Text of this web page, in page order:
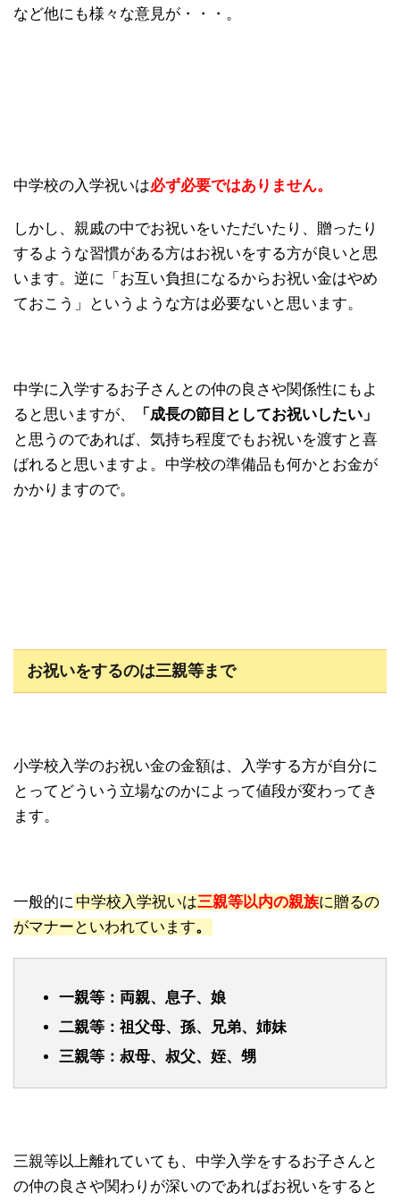
など他にも様々な意見が・・・。
中学校の入学祝いは必ず必要ではありません。
しかし、親戚の中でお祝いをいただいたり、贈ったり
するような習慣がある方はお祝いをする方が良いと思
います。逆に「お互い負担になるからお祝い金はやめ
ておこう」というような方は必要ないと思います。
中学に入学するお子さんとの仲の良さや関係性にもよ
ると思いますが、
「成長の節目としてお祝いしたい」
と思うのであれば、気持ち程度でもお祝いを渡すと喜
ばれると思いますよ。中学校の準備品も何かとお金が
かかりますので。
お祝いをするのは三親等まで
小学校入学のお祝い金の金額は、入学する方が自分に
とってどういう立場なのかによって値段が変わってき
ます。
一般的に 中学校入学祝いは三親等以内の親族に贈るの
がマナーといわれています。
一親等：両親、息子、娘
二親等：祖父母、孫、兄弟、姉妹
三親等：叔母、叔父、姪、甥
三親等以上離れていても、中学入学をするお子さんと
の仲の良さや関わりが深いのであればお祝いをすると